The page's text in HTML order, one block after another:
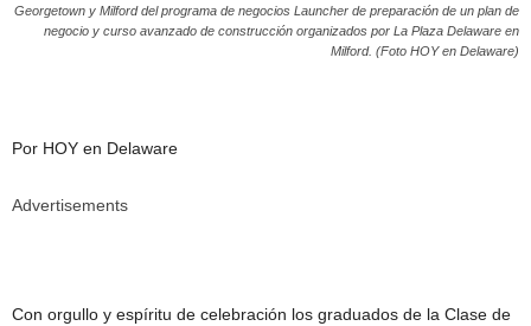
Georgetown y Milford del programa de negocios Launcher de preparación de un plan de
negocio y curso avanzado de construcción organizados por La Plaza Delaware en
Milford. (Foto HOY en Delaware)
Por HOY en Delaware
Advertisements
Con orgullo y espíritu de celebración los graduados de la Clase de